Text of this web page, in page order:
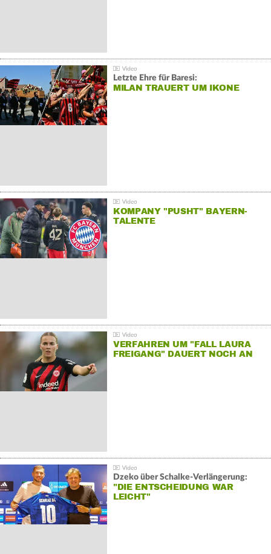
Letzte Ehre für Baresi:
MILAN TRAUERT UM IKONE
KOMPANY "PUSHT" BAYERN-
TALENTE
VERFAHREN UM "FALL LAURA
FREIGANG" DAUERT NOCH AN
Dzeko über Schalke-Verlängerung:
"DIE ENTSCHEIDUNG WAR
LEICHT"